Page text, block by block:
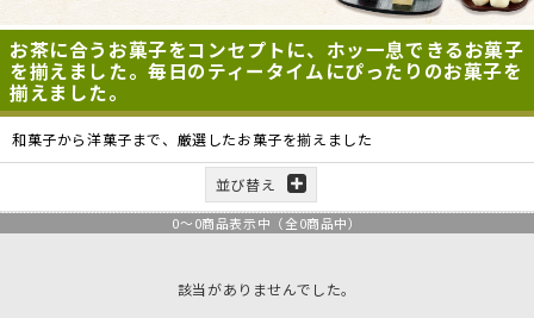
お茶に合うお菓子をコンセプトに、ホッ一息できるお菓子
を揃えました。毎日のティータイムにぴったりのお菓子を
揃えました。
和菓子から洋菓子まで、厳選したお菓子を揃えました
並び替え
0～0商品表示中（全0商品中）
該当がありませんでした。